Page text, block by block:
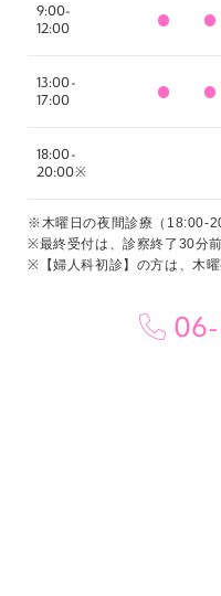
9:00-
12:00
13:00-
17:00
18:00-
20:00※
※木曜日の夜間診療（18:00-
※最終受付は、診察終了30分前
※【婦人科初診】の方は、木